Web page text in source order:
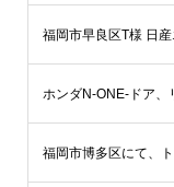
福岡市早良区T様 日
福岡市博多区にて、